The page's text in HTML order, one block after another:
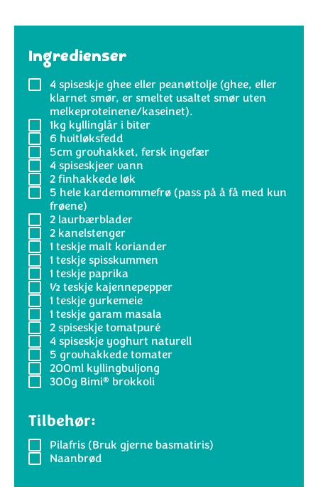
Ingredienser
4 spiseskjeghee eller peanøttolje (ghee, eller
klarnet smør, er smeltet usaltet smør uten
melkeproteinene/kaseinet).
1kg kyllinglår i biter
6 hvitløksfedd
5cmgrovhakket, fersk ingefær
4 spiseskjeervann
2finhakkede løk
5 hele kardemommefrø (pass på å få med kun
frøene)
2 laurbærblader
2 kanelstenger
1 teskje malt koriander
1 teskjespisskummen
1 teskje paprika
½ teskje kajennepepper
1 teskjegurkemeie
1 teskjegaram masala
2 spiseskjetomatpuré
4 spiseskje yoghurt naturell
5 grovhakkede tomater
200ml kyllingbuljong
300g Bimi® brokkoli
Tilbehør:
Pilafris (Bruk gjerne basmatiris)
Naanbrød